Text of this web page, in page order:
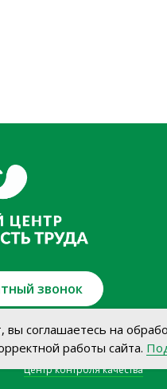
звонок
Центр контроля качества
вы соглашаетесь на
работы сайта.